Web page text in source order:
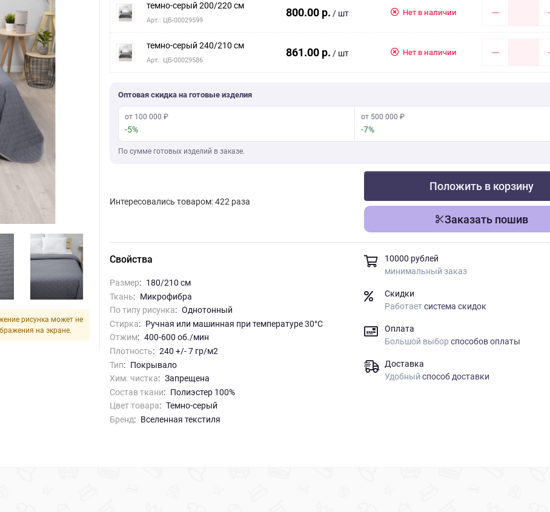
рисунка может не
на экране.
темно-серый 200/220 см
Арт.: ЦБ-00029599
800.00 р. / шт Нет в наличии
темно-серый 240/210 см
Арт.: ЦБ-00029586
861.00 р. / шт Нет в наличии
Оптовая скидка на готовые изделия
от 100 000 ₽
-5%
от 500 000 ₽
-7%
По сумме готовых изделий в заказе.
Интересовались товаром: 422 раза
Положить в корзину
Заказать пошив
Свойства
Размер:
180/210 см
Ткань:
Микрофибра
По типу рисунка:
однотонный
Стирка:
ручная или машинная при температуре 30°C
Отжим:
400-600 об./мин
Плотность:
240 +/- 7 гр/м2
Тип:
Покрывало
Хим. чистка:
запрещена
Состав ткани:
Полиэстер 100%
Цвет товара:
темно-серый
Бренд: Вселенная текстиля
10000 рублей
минимальный заказ
Скидки
Работаетсистема скидок
Оплата
Большой выбор способов оплаты
Доставка
Удобный способ доставки